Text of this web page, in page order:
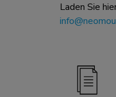
Laden Sie